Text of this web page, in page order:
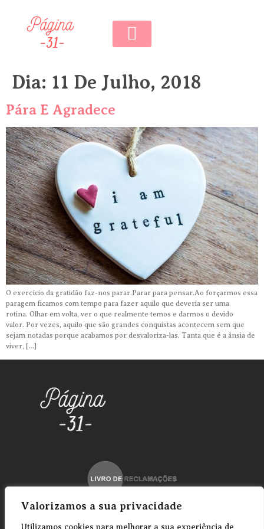
Valorizamos a sua privacidade
Utilizamos cookies para melhorar a sua experiência de
Dia: 11 De Julho, 2018
Pára E Agradece
O exercício da gratidão faz-nos parar.Parar para pensar.Ao forçarmos essa
paragem ficamos com tempo para fazer aquilo que deveria ser uma
rotina. Olhar em volta, ver o que realmente temos e darmos o devido
valor. Por vezes, aquilo que são grandes conquistas acontecem sem que
sejam notadas porque acabamos por desvaloriza-las. Tanta que é a ânsia de
viver, […]